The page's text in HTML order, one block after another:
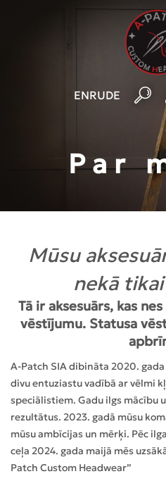
ENRUDE
Par
Mūsu
nekā
Tā ir aksesuārs, kas
vēstījumu. Statusa
A-Patch SIA dibināta 2020.
divu entuziastu vadībā ar vēlmi
speciālistiem. Gadu ilgs mācību
rezultātus. 2023. gadā mūsu
mūsu ambīcijas un mērķi. Pēc
ceļa 2024. gada maijā mēs
Patch Custom Headwear”